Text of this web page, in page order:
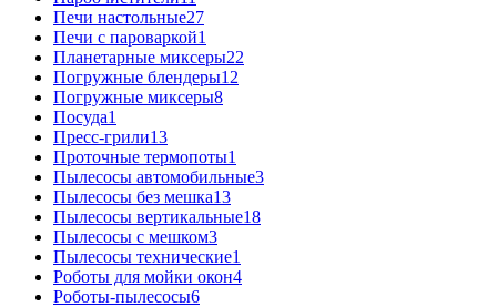
Печи настольные27
Печи с пароваркой1
Планетарные миксеры22
Погружные блендеры12
Погружные миксеры8
Посуда1
Пресс-грили13
Проточные термопоты1
Пылесосы автомобильные3
Пылесосы без мешка13
Пылесосы вертикальные18
Пылесосы с мешком3
Пылесосы технические1
Роботы для мойки окон4
Роботы-пылесосы6